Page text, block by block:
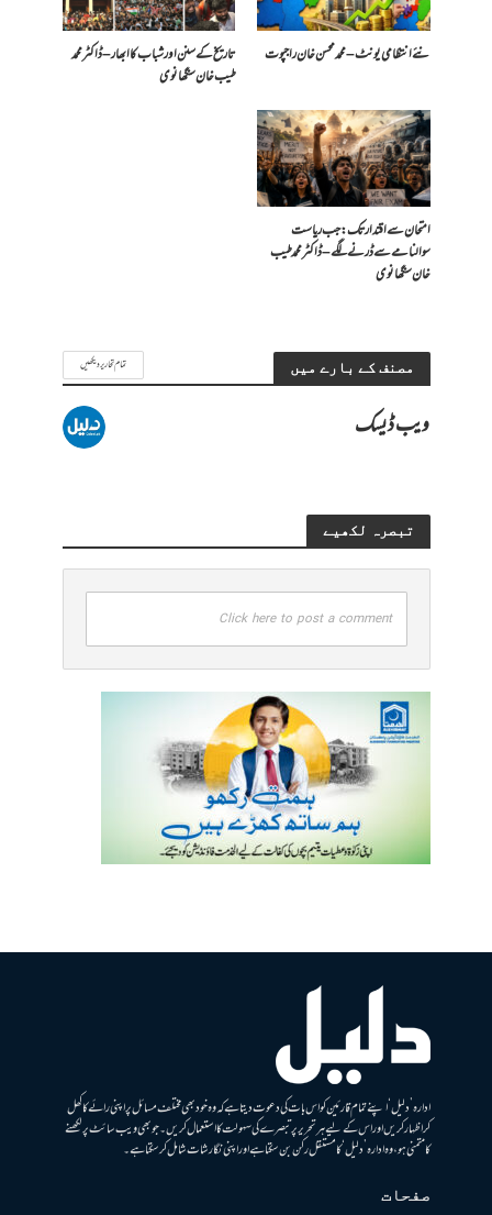
​نئے انتظامی یونٹ – محمد محسن خان راجپوت
تاریخ کے سنن اور شباب کا ابھار – ڈاکٹر محمد
طیب خان سنگھانوی
امتحان سے اقتدار تک: جب ریاست
سوالنامے سے ڈرنے لگے – ڈاکٹر محمد طیب
خان سنگھانوی
مصنف کے بارے میں تمام تحاریر دیکھیں
ویب ڈیسک
تبصرہ لکھیے
Click here to post a comment
ادارہ ’دلیل‘ اپنے تمام قارئین کو اس بات کی دعوت دیتا ہے کہ وہ خود بھی مختلف مسائل پر اپنی رائے کا کھل
کر اظہار کریں اور اس کے لیے ہر تحریر پر تبصرے کی سہولت کا استعمال کریں۔ جو بھی ویب سائٹ پر لکھنے
کا متمنی ہو، وہ ادارہ ’دلیل‘ کا مستقل رکن بن سکتا ہے اور اپنی نگارشات شامل کرسکتا ہے۔
صفحات